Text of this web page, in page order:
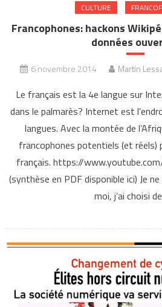
CULTURE
Francophones: hackons
données
6 novembre 2014 Martin
Le français est la 4e langue sur
dans le palmarès? Internet est
langues. Avec la montée de
francophones potentiels (et réels)
français. https://
(synthèse en PDF disponible ici) Je
moi, j’ai choisi